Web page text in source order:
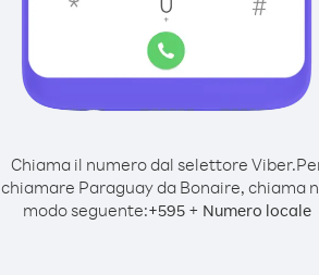
Chiama il numero dal selettore Viber.
chiamare Paraguay da Bonaire, chiama
modo seguente:+595+ Numero locale